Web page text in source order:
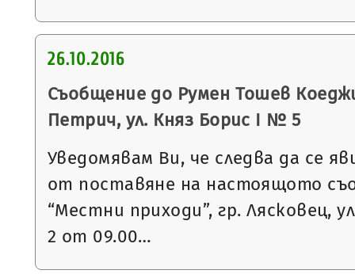
26.10.2016
Съобщение до Румен Тошев
Петрич, ул. Княз Борис I № 5
Уведомявам Ви, че следва да се
от поставяне на настоящото
“Местни приходи”, гр. Лясковец,
2 от 09.00…